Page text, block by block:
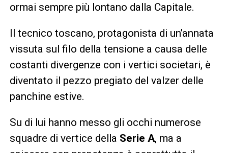
ormai sempre più lontano dalla Capitale.
Il tecnico toscano, protagonista di un’annata
vissuta sul filo della tensione a causa delle
costanti divergenze con i vertici societari, è
diventato il pezzo pregiato del valzer delle
panchine estive.
Su di lui hanno messo gli occhi numerose
squadre di vertice della Serie A, ma a